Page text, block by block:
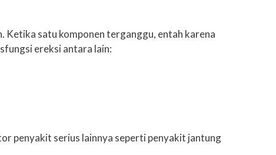
Ketika satu komponen terganggu, entah karena
ereksi antara lain:
penyakit serius lainnya seperti penyakit jantung